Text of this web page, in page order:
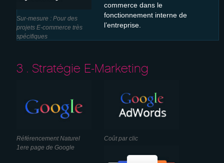
Sur-mesure : Pour des
projets E-commerce très
spécifiques
commerce dans le
fonctionnement interne de
l’entreprise.
3 . Stratégie E-Marketing
Référencement Naturel
1ere page de Google
Coût par clic